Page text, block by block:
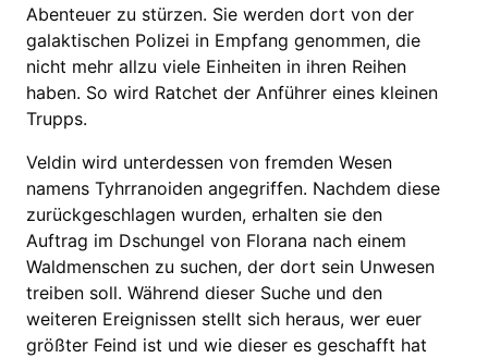
Abenteuer zu stürzen. Sie werden dort von der
galaktischen Polizei in Empfang genommen, die
nicht mehr allzu viele Einheiten in ihren Reihen
haben. So wird Ratchet der Anführer eines kleinen
Trupps.
Veldin wird unterdessen von fremden Wesen
namens Tyhrranoiden angegriffen. Nachdem diese
zurückgeschlagen wurden, erhalten sie den
Auftrag im Dschungel von Florana nach einem
Waldmenschen zu suchen, der dort sein Unwesen
treiben soll. Während dieser Suche und den
weiteren Ereignissen stellt sich heraus, wer euer
größter Feind ist und wie dieser es geschafft hat